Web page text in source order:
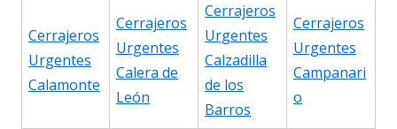
Cerrajeros
Urgentes
Calamonte
Cerrajeros
Urgentes
Calera de
León
Cerrajeros
Urgentes
Calzadilla
de los
Barros
Cerrajeros
Urgentes
Campanari
o